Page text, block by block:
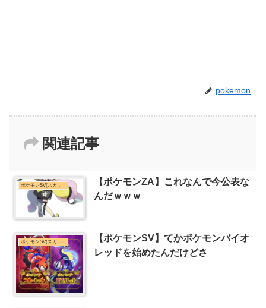
pokemon
関連記事
ポケモンSV(スカーレット・バイオレット)まとめ
【ポケモンZA】これなんで今公表な
んだｗｗｗ
ポケモンSV(スカーレット・バイオレット)まとめ
【ポケモンSV】てかポケモンバイオ
レッドを始めたんだけどさ